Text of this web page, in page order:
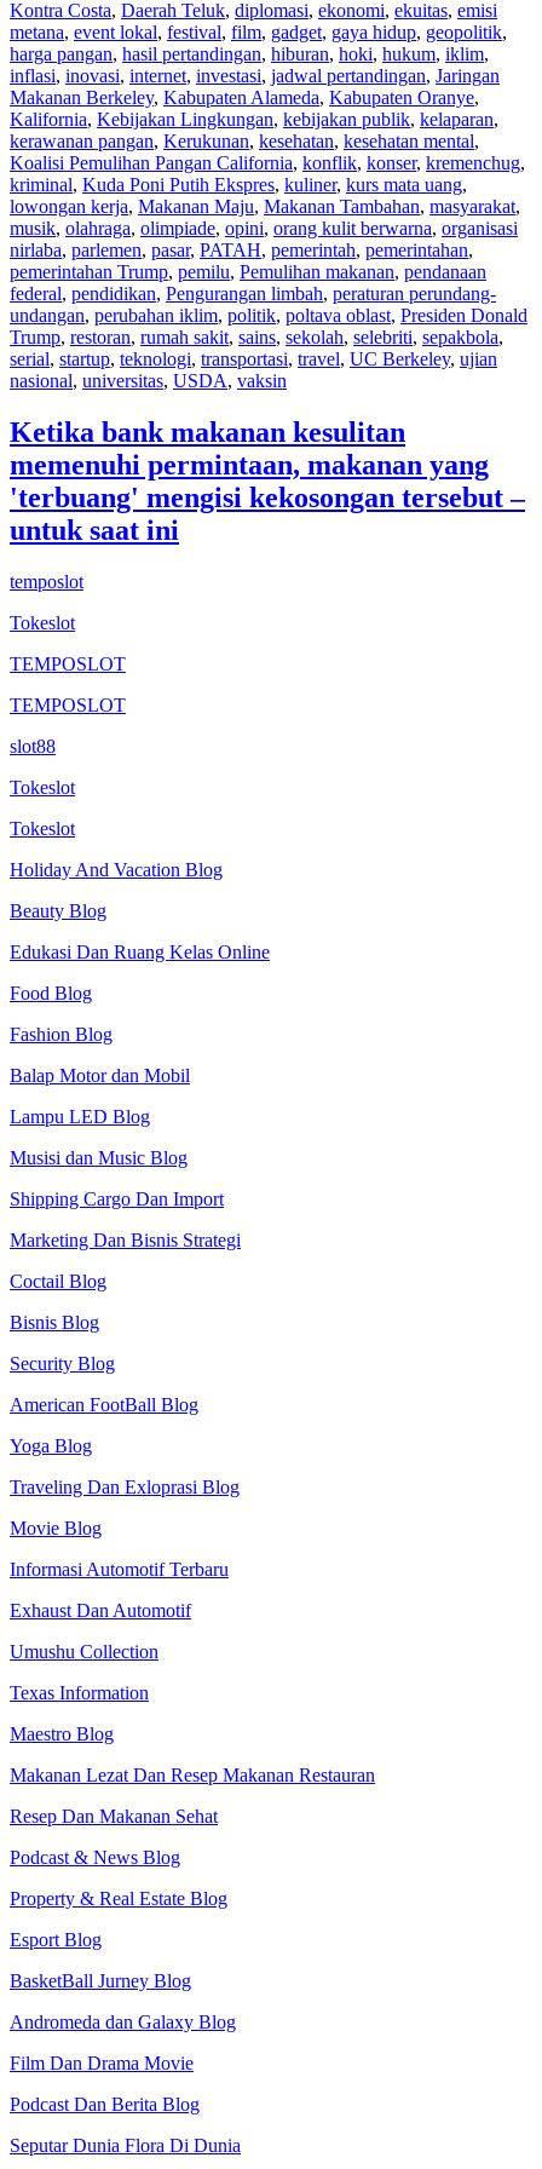
Kontra Costa, Daerah Teluk, diplomasi, ekonomi, ekuitas, emisi
metana, event lokal, festival, film, gadget, gaya hidup, geopolitik,
harga pangan, hasil pertandingan, hiburan, hoki, hukum, iklim,
inflasi, inovasi, internet, investasi, jadwal pertandingan, Jaringan
Makanan Berkeley, Kabupaten Alameda, Kabupaten Oranye,
Kalifornia, Kebijakan Lingkungan, kebijakan publik, kelaparan,
kerawanan pangan, Kerukunan, kesehatan, kesehatan mental,
Koalisi Pemulihan Pangan California, konflik, konser, kremenchug,
kriminal, Kuda Poni Putih Ekspres, kuliner, kurs mata uang,
lowongan kerja, Makanan Maju, Makanan Tambahan, masyarakat,
musik, olahraga, olimpiade, opini, orang kulit berwarna, organisasi
nirlaba, parlemen, pasar, PATAH, pemerintah, pemerintahan,
pemerintahan Trump, pemilu, Pemulihan makanan, pendanaan
federal, pendidikan, Pengurangan limbah, peraturan perundang-
undangan, perubahan iklim, politik, poltava oblast, Presiden Donald
Trump, restoran, rumah sakit, sains, sekolah, selebriti, sepakbola,
serial, startup, teknologi, transportasi, travel, UC Berkeley, ujian
nasional, universitas, USDA, vaksin
Ketika bank makanan kesulitan
memenuhi permintaan, makanan yang
'terbuang' mengisi kekosongan tersebut –
untuk saat ini
temposlot
Tokeslot
TEMPOSLOT
TEMPOSLOT
slot88
Tokeslot
Tokeslot
Holiday And Vacation Blog
Beauty Blog
Edukasi Dan Ruang Kelas Online
Food Blog
Fashion Blog
Balap Motor dan Mobil
Lampu LED Blog
Musisi dan Music Blog
Shipping Cargo Dan Import
Marketing Dan Bisnis Strategi
Coctail Blog
Bisnis Blog
Security Blog
American FootBall Blog
Yoga Blog
Traveling Dan Exloprasi Blog
Movie Blog
Informasi Automotif Terbaru
Exhaust Dan Automotif
Umushu Collection
Texas Information
Maestro Blog
Makanan Lezat Dan Resep Makanan Restauran
Resep Dan Makanan Sehat
Podcast & News Blog
Property & Real Estate Blog
Esport Blog
BasketBall Jurney Blog
Andromeda dan Galaxy Blog
Film Dan Drama Movie
Podcast Dan Berita Blog
Seputar Dunia Flora Di Dunia